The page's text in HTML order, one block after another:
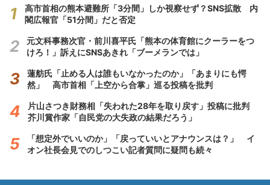
高市首相の熊本避難所「3分間」しか視察せず？SNS拡散 内
閣広報官「51分間」だと否定
元文科事務次官・前川喜平氏「熊本の体育館にクーラーをつ
けろ！」訴えにSNSあきれ「ブーメランでは」
蓮舫氏「止める人は誰もいなかったのか」「あまりにも愕
然」 高市首相「上空から合掌」巡る投稿を批判
片山さつき財務相「失われた28年を取り戻す」投稿に批判
芥川賞作家「自民党の大失政の結果だろう」
「想定外でいいのか」「戻っていいとアナウンスは？」 イ
オン社長会見でのしつこい記者質問に疑問も続々